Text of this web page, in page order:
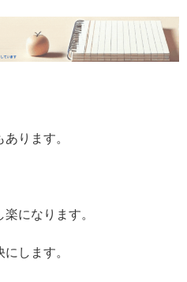
ります。
になります。
します。